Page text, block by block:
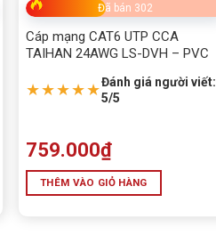
Đã bán 302
Cáp mạng CAT6 UTP CCA
TAIHAN 24AWG LS-DVH – PVC
★★★★★Đánh giá người viết:
5/5
759.000₫
THÊM VÀO GIỎ HÀNG